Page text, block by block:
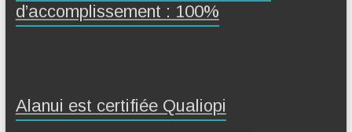
d’accomplissement : 100%
Alanui est certifiée Qualiopi